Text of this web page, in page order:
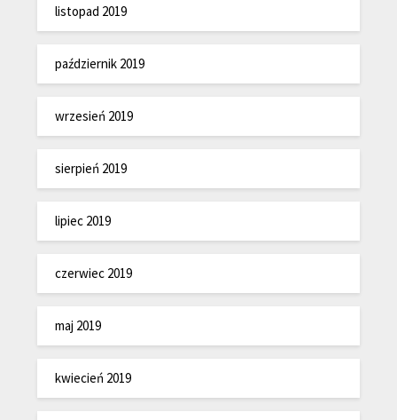
listopad 2019
październik 2019
wrzesień 2019
sierpień 2019
lipiec 2019
czerwiec 2019
maj 2019
kwiecień 2019